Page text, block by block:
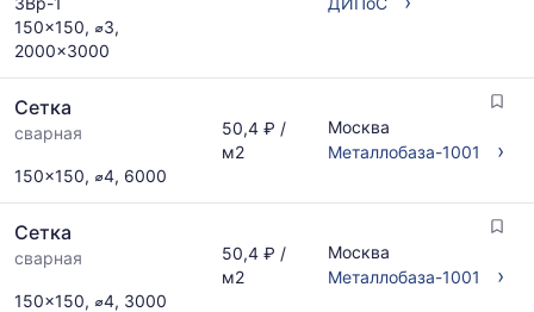
150x150, ⌀3,
2000x3000
Сетка
сварная
150x150, ⌀4, 6000
50,4 ₽ /
м2
Москва
Металлобаза-1001
›
Сетка
сварная
150x150, ⌀4, 3000
50,4 ₽ /
м2
Москва
Металлобаза-1001
›